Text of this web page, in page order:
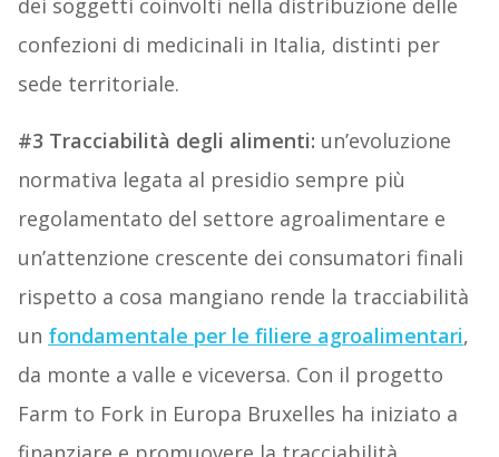
dei soggetti coinvolti nella distribuzione delle
confezioni di medicinali in Italia, distinti per
sede territoriale.
#3 Tracciabilità degli alimenti: un’evoluzione
normativa legata al presidio sempre più
regolamentato del settore agroalimentare e
un’attenzione crescente dei consumatori finali
rispetto a cosa mangiano rende la tracciabilità
un fondamentale per le filiere agroalimentari,
da monte a valle e viceversa. Con il progetto
Farm to Fork in Europa Bruxelles ha iniziato a